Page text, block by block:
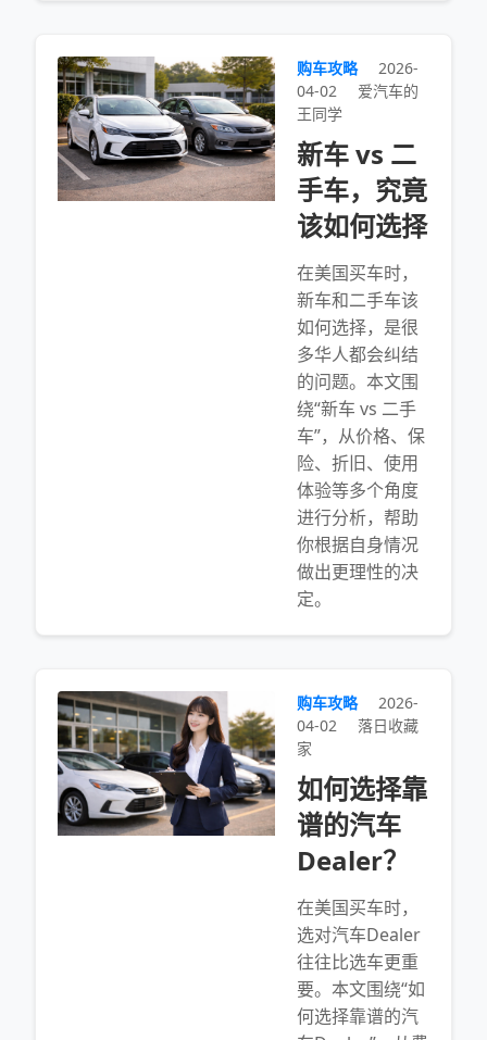
购车攻略
2026-
04-02
爱汽车的
王同学
新车 vs 二
手车，究竟
该如何选择
在美国买车时，
新车和二手车该
如何选择，是很
多华人都会纠结
的问题。本文围
绕“新车 vs 二手
车”，从价格、保
险、折旧、使用
体验等多个角度
进行分析，帮助
你根据自身情况
做出更理性的决
定。
购车攻略
2026-
04-02
落日收藏
家
如何选择靠
谱的汽车
Dealer？
在美国买车时，
选对汽车Dealer
往往比选车更重
要。本文围绕“如
何选择靠谱的汽